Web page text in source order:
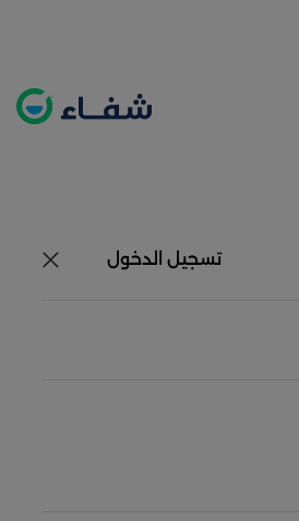
تسجيل الدخول